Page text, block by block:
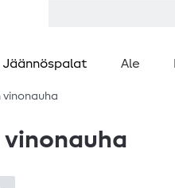
Jäännöspalat Ale
vinonauha
vinonauha